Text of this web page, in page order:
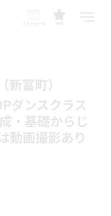
予約
スケジュール
富町）
ダンスクラス
・基礎からじ
動画撮影あり